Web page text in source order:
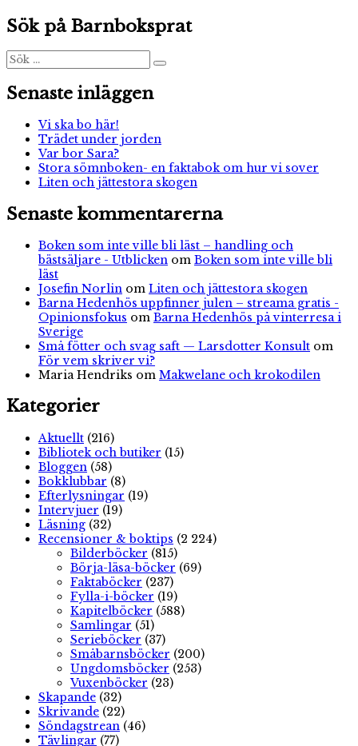
Sök på Barnboksprat
Sök
efter:
Sök
Senaste inläggen
Vi ska bo här!
Trädet under jorden
Var bor Sara?
Stora sömnboken- en faktabok om hur vi sover
Liten och jättestora skogen
Senaste kommentarerna
Boken som inte ville bli läst – handling och
bästsäljare - Utblicken om Boken som inte ville bli
läst
Josefin Norlin om Liten och jättestora skogen
Barna Hedenhös uppfinner julen – streama gratis -
Opinionsfokus om Barna Hedenhös på vinterresa i
Sverige
Små fötter och svag saft — Larsdotter Konsult om
För vem skriver vi?
Maria Hendriks om Makwelane och krokodilen
Kategorier
Aktuellt (216)
Bibliotek och butiker (15)
Bloggen (58)
Bokklubbar (8)
Efterlysningar (19)
Intervjuer (19)
Läsning (32)
Recensioner & boktips (2 224)
Bilderböcker (815)
Börja-läsa-böcker (69)
Faktaböcker (237)
Fylla-i-böcker (19)
Kapitelböcker (588)
Samlingar (51)
Serieböcker (37)
Småbarnsböcker (200)
Ungdomsböcker (253)
Vuxenböcker (23)
Skapande (32)
Skrivande (22)
Söndagstrean (46)
Tävlingar (77)